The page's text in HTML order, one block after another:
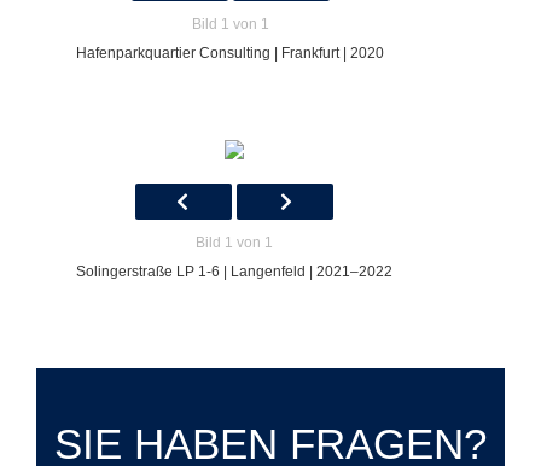
Bild 1 von 1
Hafenparkquartier Consulting | Frankfurt | 2020
Bild 1 von 1
Solingerstraße LP 1-6 | Langenfeld | 2021–2022
SIE HABEN FRAGEN?